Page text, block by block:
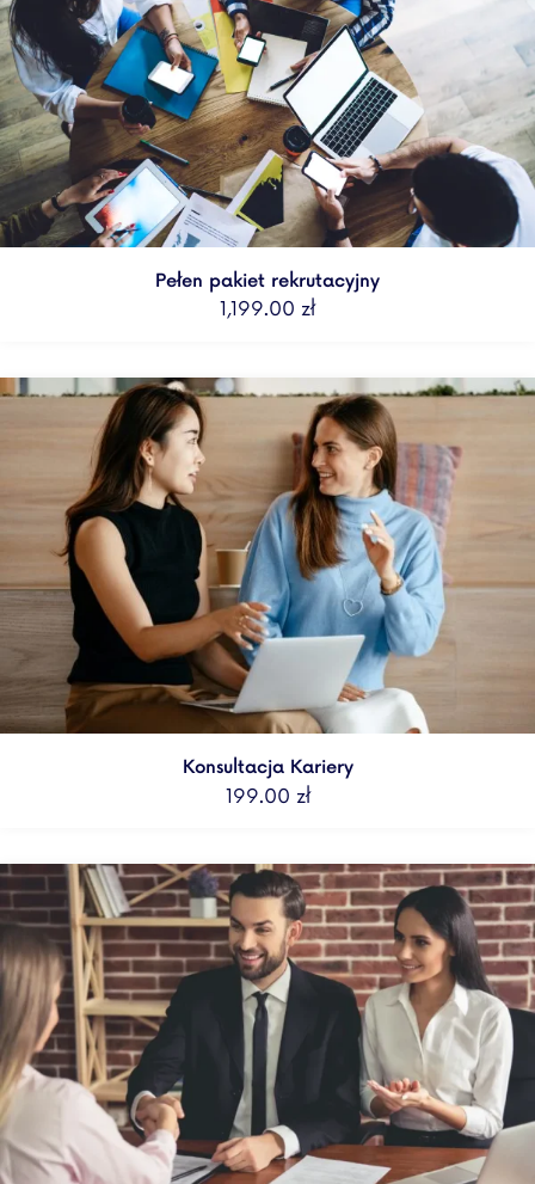
Pełen pakiet rekrutacyjny
1,199.00 zł
Konsultacja Kariery
199.00 zł